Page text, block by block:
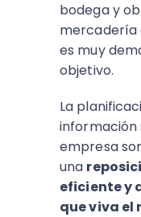
bodega y
mercadería
es muy
objetivo.
La
información
empresa
una
eficiente y
que viva el